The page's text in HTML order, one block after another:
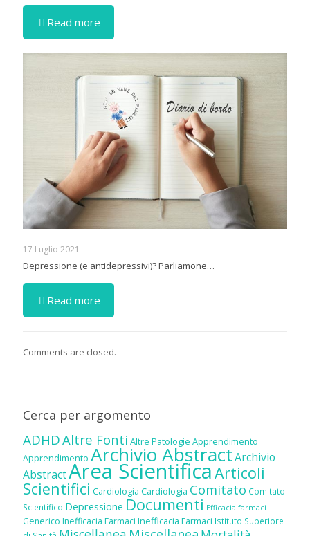
Read more
17 Luglio 2021
Depressione (e antidepressivi)? Parliamone…
Read more
Comments are closed.
Cerca per argomento
ADHDAltre Fonti Altre Patologie Apprendimento
Apprendimento Archivio AbstractArchivio
AbstractArea ScientificaArticoli
Scientifici Cardiologia Cardiologia Comitato Comitato
Scientifico Depressione Documenti Efficacia farmaci
Generico Inefficacia Farmaci Inefficacia Farmaci Istituto Superiore